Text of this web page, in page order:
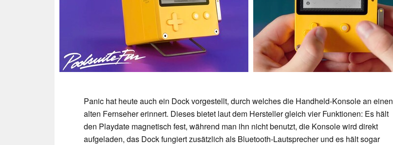
Panic hat heute auch ein Dock vorgestellt, durch welches die Handheld-Konsole an einen
alten Fernseher erinnert. Dieses bietet laut dem Hersteller gleich vier Funktionen: Es hält
den Playdate magnetisch fest, während man ihn nicht benutzt, die Konsole wird direkt
aufgeladen, das Dock fungiert zusätzlich als Bluetooth-Lautsprecher und es hält sogar